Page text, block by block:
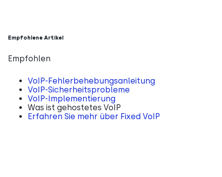
Empfohlene Artikel
Empfohlen
VoIP-Fehlerbehebungsanleitung
VoIP-Sicherheitsprobleme
VoIP-Implementierung
Was ist gehostetes VoIP
Erfahren Sie mehr über Fixed VoIP